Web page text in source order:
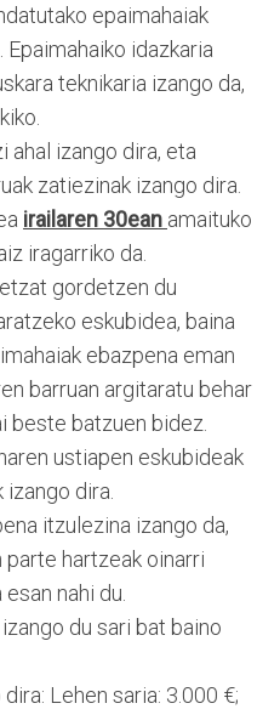
epaimahaiak
idazkaria
teknikaria izango da,
ahal izango dira, eta
zatiezinak izango dira.
irailaren 30ean amaituko
iragarriko da.
gordetzen du
eskubidea, baina
ebazpena eman
barruan argitaratu behar
beste batzuen bidez.
ustiapen eskubideak
dira.
itzulezina izango da,
hartzeak oinarri
nahi du.
du sari bat baino
Lehen saria: 3.000 €;